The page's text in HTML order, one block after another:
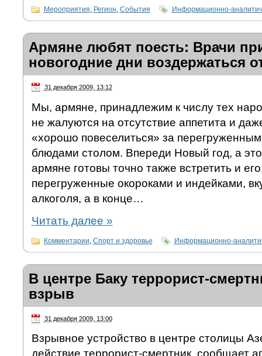
Мероприятия, Регион, События Информационно-
Армяне любят поесть: Врачи
новогодние дни воздержаться
31 декабря 2009, 13:12
Мы, армяне, принадлежим к числу тех
не жалуются на отсутствие аппетита и
«хорошо повеселиться» за
блюдами столом. Впереди Новый год, а это
армяне готовы точно также встретить и
перегруженные окороками и индейками,
алкоголя, а в конце…
Читать далее »
Комментарии Спорт и здоровье Информационно-
В центре Баку террорист-
взрыв
31 декабря 2009, 13:00
Взрывное устройство в центре столицы